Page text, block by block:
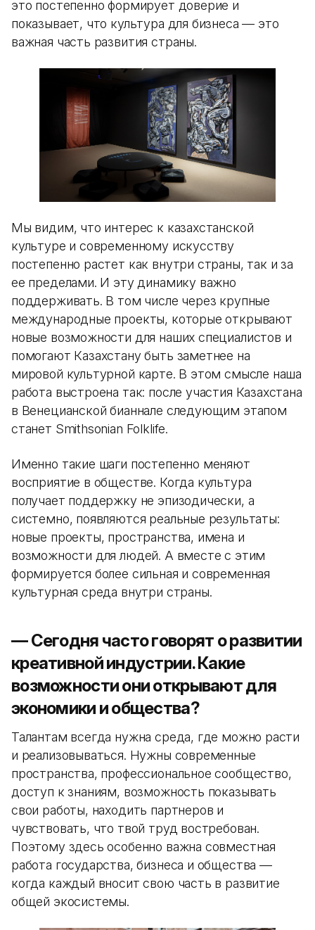
это постепенно формирует доверие и
показывает, что культура для бизнеса — это
важная часть развития страны.
Мы видим, что интерес к казахстанской
культуре и современному искусству
постепенно растет как внутри страны, так и за
ее пределами. И эту динамику важно
поддерживать. В том числе через крупные
международные проекты, которые открывают
новые возможности для наших специалистов и
помогают Казахстану быть заметнее на
мировой культурной карте. В этом смысле наша
работа выстроена так: после участия Казахстана
в Венецианской бианнале следующим этапом
станет Smithsonian Folklife.
Именно такие шаги постепенно меняют
восприятие в обществе. Когда культура
получает поддержку не эпизодически, а
системно, появляются реальные результаты:
новые проекты, пространства, имена и
возможности для людей. А вместе с этим
формируется более сильная и современная
культурная среда внутри страны.
— Сегодня часто говорят о развитии
креативной индустрии.Какие
возможности они открывают для
экономики и общества?
Талантам всегда нужна среда, где можно расти
и реализовываться. Нужны современные
пространства, профессиональное сообщество,
доступ к знаниям, возможность показывать
свои работы, находить партнеров и
чувствовать, что твой труд востребован.
Поэтому здесь особенно важна совместная
работа государства, бизнеса и общества —
когда каждый вносит свою часть в развитие
общей экосистемы.